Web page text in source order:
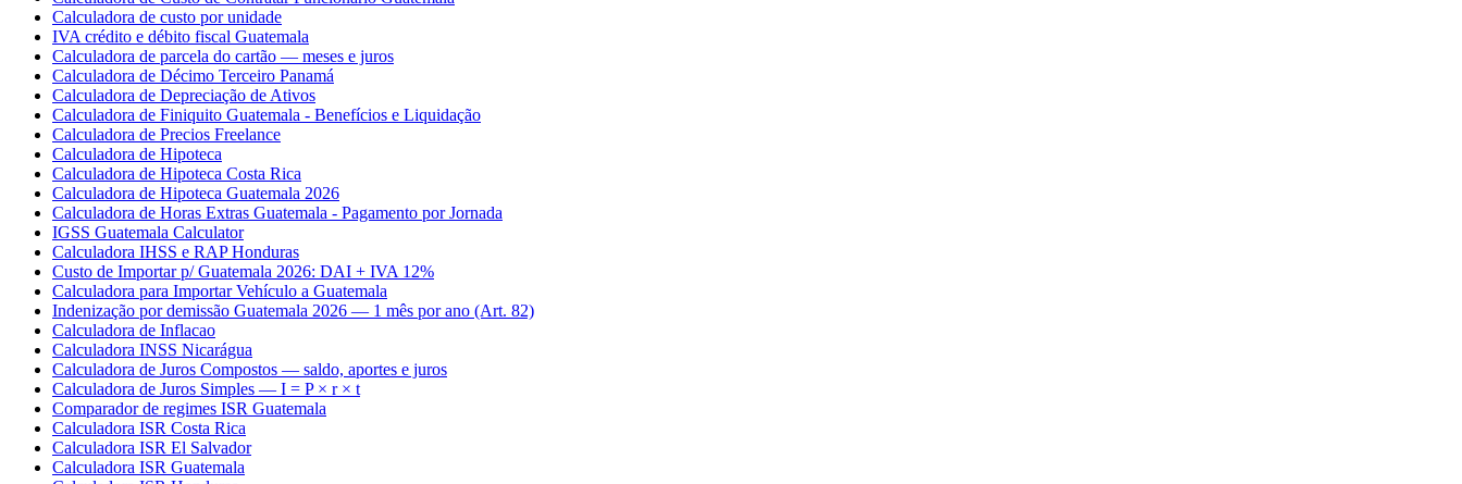
Calculadora de custo por unidade
IVA crédito e débito fiscal Guatemala
Calculadora de parcela do cartão — meses e juros
Calculadora de Décimo Terceiro Panamá
Calculadora de Depreciação de Ativos
Calculadora de Finiquito Guatemala - Benefícios e Liquidação
Calculadora de Precios Freelance
Calculadora de Hipoteca
Calculadora de Hipoteca Costa Rica
Calculadora de Hipoteca Guatemala 2026
Calculadora de Horas Extras Guatemala - Pagamento por Jornada
IGSS Guatemala Calculator
Calculadora IHSS e RAP Honduras
Custo de Importar p/ Guatemala 2026: DAI + IVA 12%
Calculadora para Importar Vehículo a Guatemala
Indenização por demissão Guatemala 2026 — 1 mês por ano (Art. 82)
Calculadora de Inflacao
Calculadora INSS Nicarágua
Calculadora de Juros Compostos — saldo, aportes e juros
Calculadora de Juros Simples — I = P × r × t
Comparador de regimes ISR Guatemala
Calculadora ISR Costa Rica
Calculadora ISR El Salvador
Calculadora ISR Guatemala